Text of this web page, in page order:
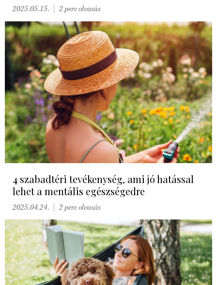
2025.05.15. 2 perc olvasás
4 szabadtéri tevékenység, ami jó hatással
lehet a mentális egészségedre
2025.04.24. 2 perc olvasás